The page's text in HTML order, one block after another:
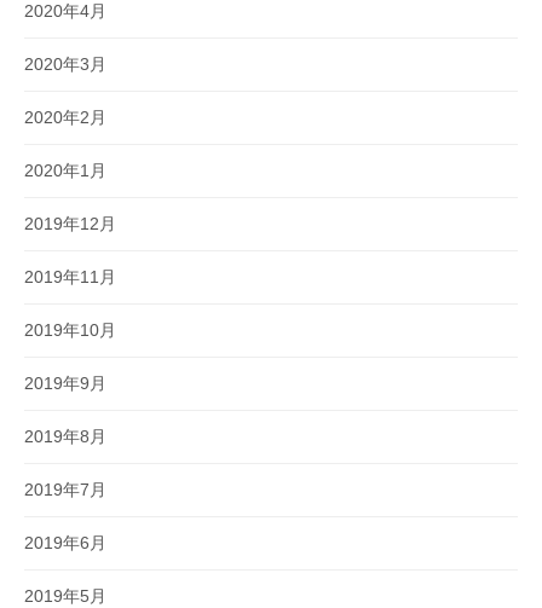
2020年4月
2020年3月
2020年2月
2020年1月
2019年12月
2019年11月
2019年10月
2019年9月
2019年8月
2019年7月
2019年6月
2019年5月